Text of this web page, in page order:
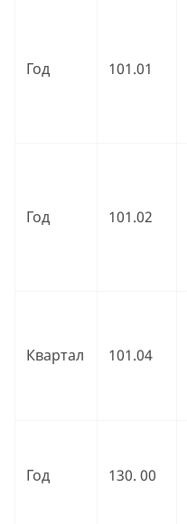
Год 101.01
Год 101.02
Квартал 101.04
Год 130. 00